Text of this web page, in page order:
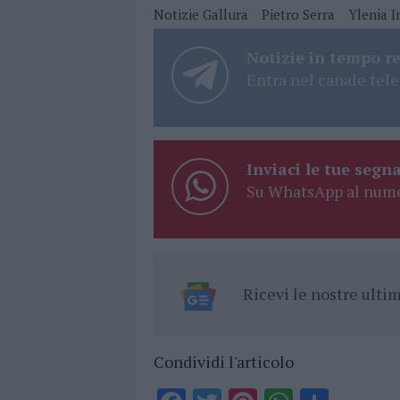
Notizie Gallura
Pietro Serra Ylenia
Notizie in tempo
Entra nel canale
Inviaci le tue
Su WhatsApp al
Ricevi le nostre
Condividi l'articolo